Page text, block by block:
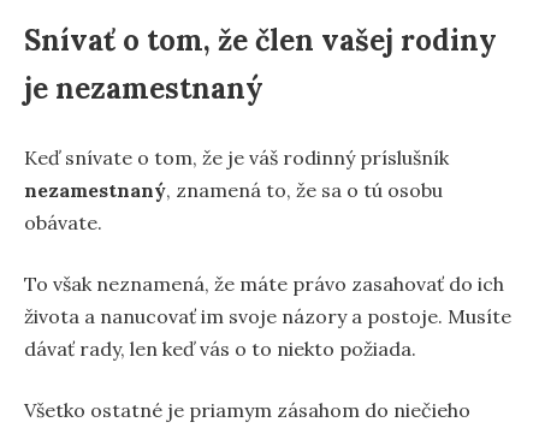
Snívať o tom, že člen vašej rodiny
je nezamestnaný
Keď snívate o tom, že je váš rodinný príslušník
nezamestnaný, znamená to, že sa o tú osobu
obávate.
To však neznamená, že máte právo zasahovať do ich
života a nanucovať im svoje názory a postoje. Musíte
dávať rady, len keď vás o to niekto požiada.
Všetko ostatné je priamym zásahom do niečieho